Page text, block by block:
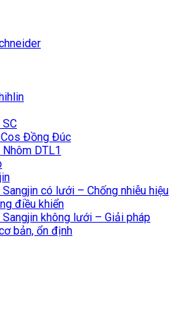
Đồng Đúc
DTL1
có lưới – Chống nhiễu hiệu
điều khiển
Sangjin không lưới – Giải pháp
bản, ổn định